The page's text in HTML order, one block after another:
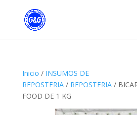
Inicio / INSUMOS DE
REPOSTERIA/ REPOSTERIA/
FOOD DE 1 KG